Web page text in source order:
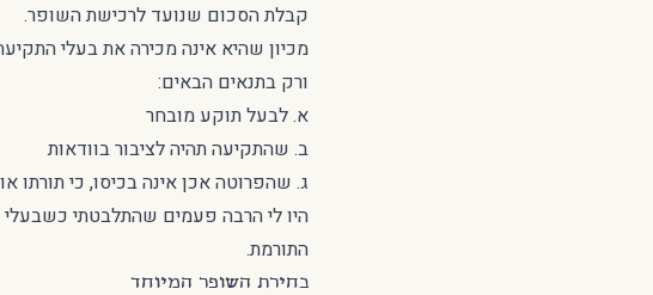
קבלת הסכום שנועד לרכישת השופר.
מכיון שהיא אינה מכירה את בעלי
ורק בתנאים הבאים:
א. לבעל תוקע מובחר
ב. שהתקיעה תהיה לציבור בוודאות
ג. שהפרוטה אכן אינה בכיסו, כי תורתו
היו לי הרבה פעמים שהתלבטתי
התורמת.
בחירת השופר המיוחד